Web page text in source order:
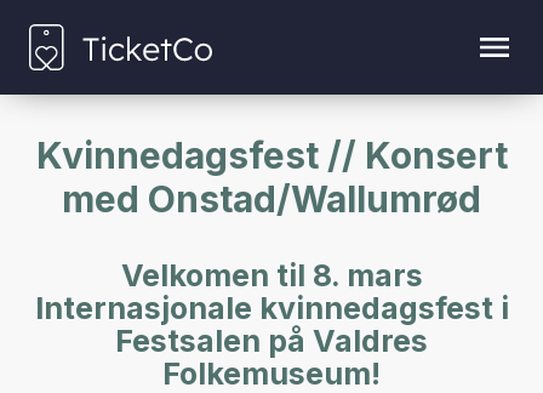
Kvinnedagsfest // Konsert
med Onstad/Wallumrød
Velkomen til 8. mars
Internasjonale kvinnedagsfest i
Festsalen på Valdres
Folkemuseum!